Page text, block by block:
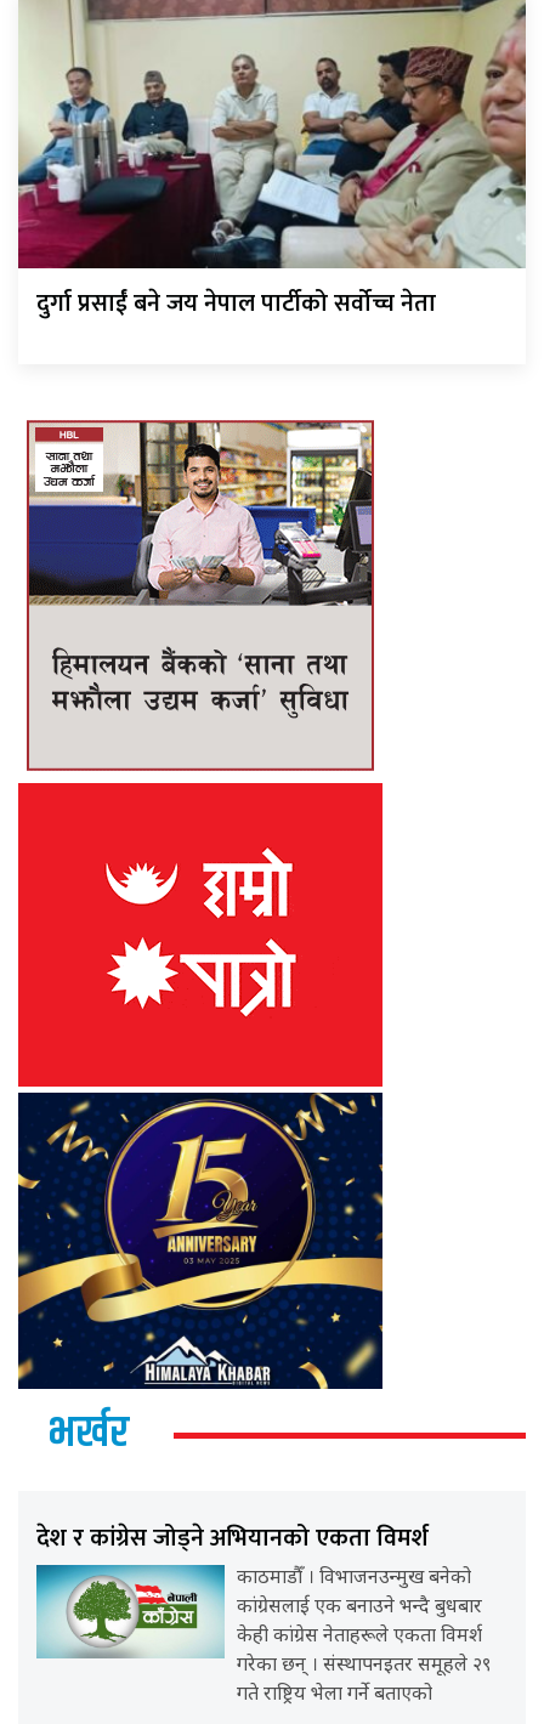
दुर्गा प्रसाईं बने जय नेपाल पार्टीको सर्वोच्च नेता
भर्खर
देश र कांग्रेस जोड्ने अभियानको एकता विमर्श
काठमाडौँ । विभाजनउन्मुख बनेको
कांग्रेसलाई एक बनाउने भन्दै बुधबार
केही कांग्रेस नेताहरूले एकता विमर्श
गरेका छन् । संस्थापनइतर समूहले २९
गते राष्ट्रिय भेला गर्ने बताएको